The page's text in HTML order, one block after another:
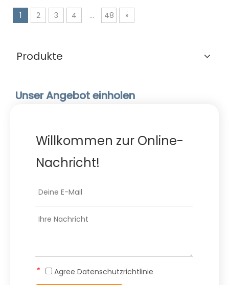
1 2 3 4 ... 48 »
Produkte
Unser Angebot einholen
Willkommen zur Online-
Nachricht!
* Agree Datenschutzrichtlinie